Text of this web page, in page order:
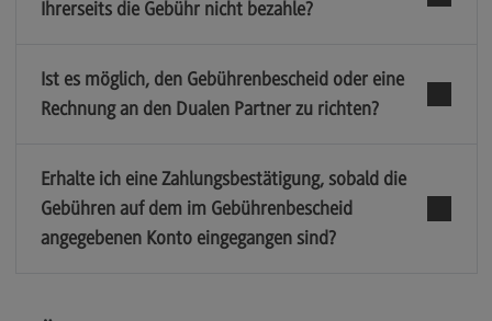
Ihrerseits die Gebühr nicht bezahle?
Ist es möglich, den Gebührenbescheid oder eine
Rechnung an den Dualen Partner zu richten?
Erhalte ich eine Zahlungsbestätigung, sobald die
Gebühren auf dem im Gebührenbescheid
angegebenen Konto eingegangen sind?